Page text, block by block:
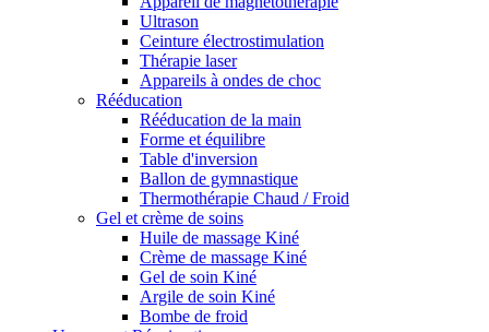
Ultrason
Ceinture électrostimulation
Thérapie laser
Appareils à ondes de choc
Rééducation
Rééducation de la main
Forme et équilibre
Table d'inversion
Ballon de gymnastique
Thermothérapie Chaud / Froid
Gel et crème de soins
Huile de massage Kiné
Crème de massage Kiné
Gel de soin Kiné
Argile de soin Kiné
Bombe de froid